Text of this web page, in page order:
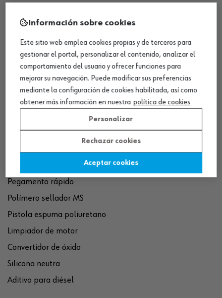
¡SÍGUENOS!
QUÍMICOS
Pegamento rápido
Polímero sellador MS
Pistola espuma poliuretano
Limpiador de motor
Convertidor de óxido
Silicona neutra
Aditivo para diésel
Información sobre cookies
Este sitio web emplea cookies propias y de terceros para
gestionar el portal, personalizar el contenido, analizar el
comportamiento del usuario y ofrecer funciones para
mejorar su navegación. Puede modificar sus preferencias
mediante la configuración de cookies habilitada, así como
obtener más información en nuestra política de cookies
Personalizar
Rechazar cookies
Aceptar cookies